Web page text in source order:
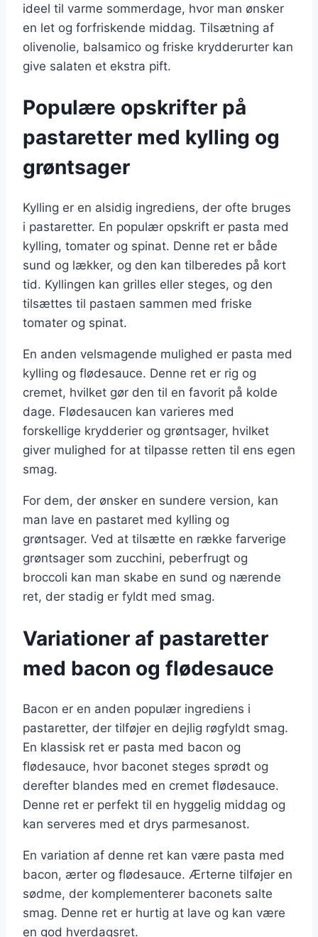
ideel til varme sommerdage, hvor man ønsker
en let og forfriskende middag. Tilsætning af
olivenolie, balsamico og friske krydderurter kan
give salaten et ekstra pift.
Populære opskrifter på
pastaretter med kylling og
grøntsager
Kylling er en alsidig ingrediens, der ofte bruges
i pastaretter. En populær opskrift er pasta med
kylling, tomater og spinat. Denne ret er både
sund og lækker, og den kan tilberedes på kort
tid. Kyllingen kan grilles eller steges, og den
tilsættes til pastaen sammen med friske
tomater og spinat.
En anden velsmagende mulighed er pasta med
kylling og flødesauce. Denne ret er rig og
cremet, hvilket gør den til en favorit på kolde
dage. Flødesaucen kan varieres med
forskellige krydderier og grøntsager, hvilket
giver mulighed for at tilpasse retten til ens egen
smag.
For dem, der ønsker en sundere version, kan
man lave en pastaret med kylling og
grøntsager. Ved at tilsætte en række farverige
grøntsager som zucchini, peberfrugt og
broccoli kan man skabe en sund og nærende
ret, der stadig er fyldt med smag.
Variationer af pastaretter
med bacon og flødesauce
Bacon er en anden populær ingrediens i
pastaretter, der tilføjer en dejlig røgfyldt smag.
En klassisk ret er pasta med bacon og
flødesauce, hvor baconet steges sprødt og
derefter blandes med en cremet flødesauce.
Denne ret er perfekt til en hyggelig middag og
kan serveres med et drys parmesanost.
En variation af denne ret kan være pasta med
bacon, ærter og flødesauce. Ærterne tilføjer en
sødme, der komplementerer baconets salte
smag. Denne ret er hurtig at lave og kan være
en god hverdagsret.